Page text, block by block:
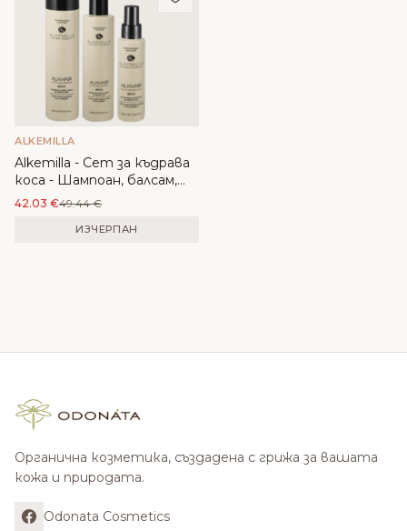
ALKEMILLA
Alkemilla - Сет за къдрава
коса - Шампоан, балсам,
гел за къдрици
42.03 €49.44€
ИЗЧЕРПАН
Органична козметика, създадена с грижа за вашата
кожа и природата.
Odonata Cosmetics